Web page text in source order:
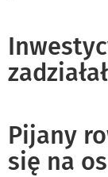
Pijany
się na